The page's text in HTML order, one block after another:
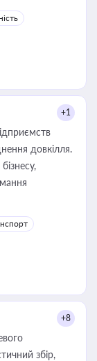
+1
довкілля.
+8
збір,